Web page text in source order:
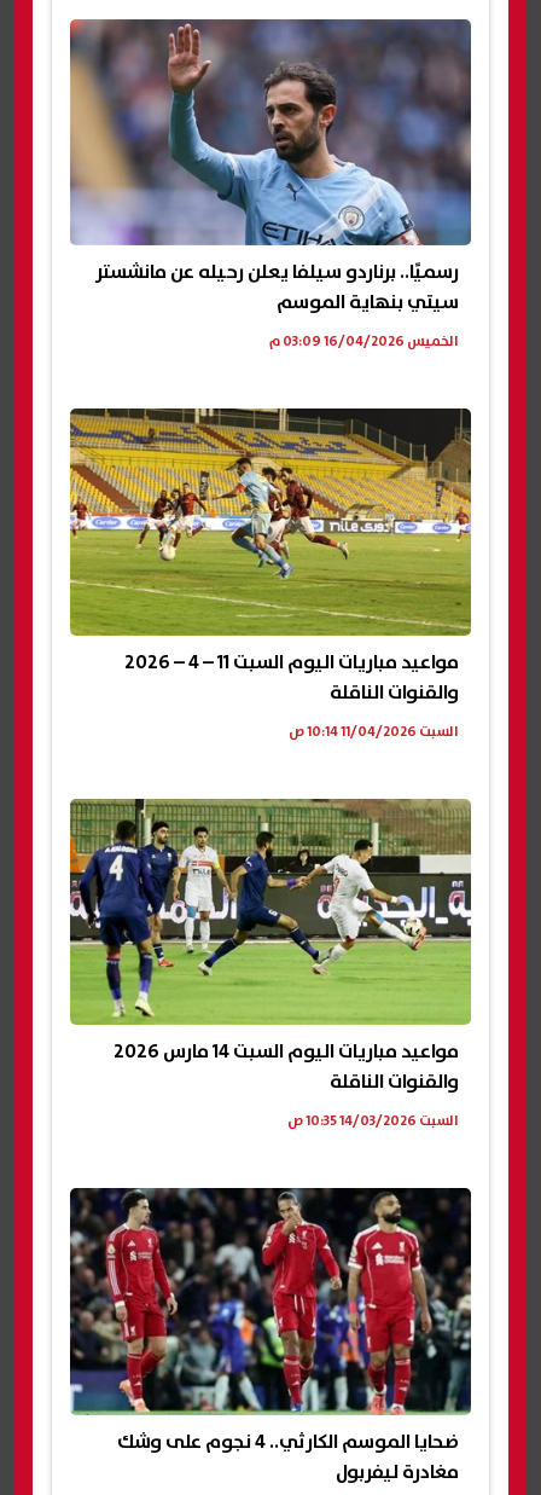
رسميًا.. برناردو سيلفا يعلن رحيله عن مانشستر
سيتي بنهاية الموسم
الخميس 16/04/2026 03:09 م
مواعيد مباريات اليوم السبت 11 – 4 – 2026
والقنوات الناقلة
السبت 11/04/2026 10:14 ص
مواعيد مباريات اليوم السبت 14 مارس 2026
والقنوات الناقلة
السبت 14/03/2026 10:35 ص
ضحايا الموسم الكارثي.. 4 نجوم على وشك
مغادرة ليفربول